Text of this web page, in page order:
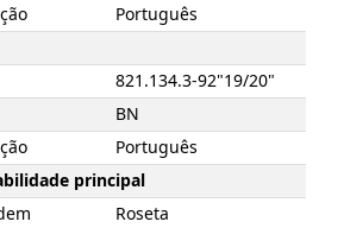
Português
821.134.3-92"19/20"
BN
Português
principal
Roseta